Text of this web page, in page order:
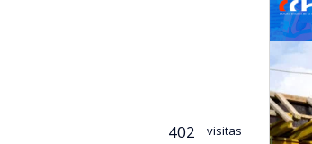
402 visitas